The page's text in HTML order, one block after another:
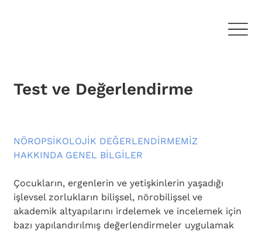
NÖROPSİKOLOJİK DEĞERLENDİRMEMİZ
HAKKINDA GENEL BİLGİLER
Çocukların, ergenlerin ve yetişkinlerin yaşadığı
işlevsel zorlukların bilişsel, nörobilişsel ve
akademik altyapılarını irdelemek ve incelemek için
bazı yapılandırılmış değerlendirmeler uygulamak
Test ve Değerlendirme